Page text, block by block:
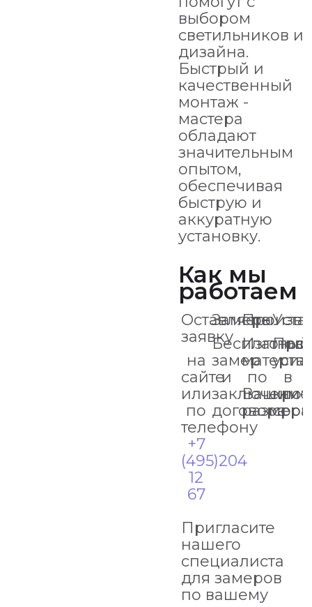
выбором
светильников и
дизайна.
Быстрый и
качественный
монтаж -
мастера
обладают
значительным
опытом,
обеспечивая
быструю и
аккуратную
установку.
Как мы
работаем
Оставляете
заявку
на
сайте
или
по
телефону
+7
(495)204
12
67
Замеры
Бесплатный
замер
и
заключение
договора
по
Вашим
в
Пригласите
нашего
специалиста
для замеров
по вашему